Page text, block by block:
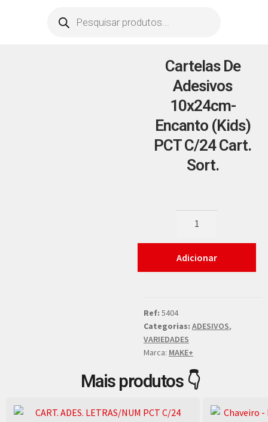
Cartelas De
Adesivos
10x24cm-
Encanto (Kids)
PCT C/24 Cart.
Sort.
Adicionar
Ref: 5404
Categorias: ADESIVOS,
VARIEDADES
Marca: MAKE+
Mais produtos 👇